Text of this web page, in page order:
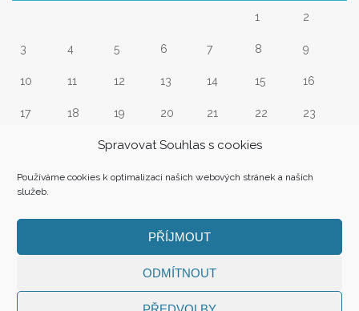
Spravovat Souhlas s cookies
Používáme cookies k optimalizaci našich webových stránek a našich
služeb.
PŘÍJMOUT
ODMÍTNOUT
1 2
3 4 5 6 7 8 9
10 11 12 13 14 15 16
17 18 19 20 21 22 23
26 27 28 29
31
« Srp